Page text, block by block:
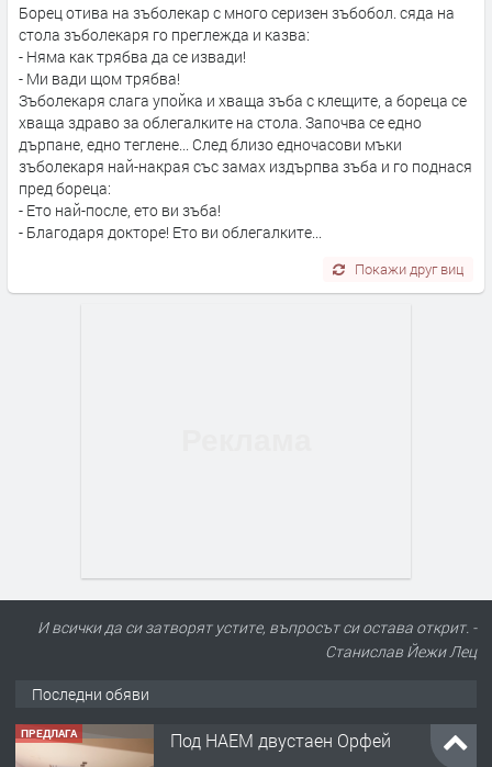
Борец отива на зъболекар с много серизен зъбобол. сяда на
стола зъболекаря го преглежда и казва:
- Няма как трябва да се извади!
- Ми вади щом трябва!
Зъболекаря слага упойка и хваща зъба с клещите, а бореца се
хваща здраво за облегалките на стола. Започва се едно
дърпане, едно теглене... След близо едночасови мъки
зъболекаря най-накрая със замах издърпва зъба и го поднася
пред бореца:
- Ето най-после, ето ви зъба!
- Благодаря доктoре! Ето ви облегалките...
Покажи друг виц
И всички да си затворят устите, въпросът си остава открит. -
Станислав Йежи Лец
Последни обяви
ПРЕДЛАГА Под НАЕМ двустаен Орфей